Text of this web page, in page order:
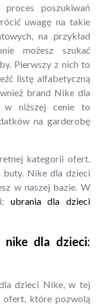
proces poszukiwań
uwagę na takie
na przykład
możesz szukać
Pierwszy z nich to
listę alfabetyczną
brand Nike dla
w niższej cenie to
na garderobę
kategorii ofert.
buty. Nike dla dzieci
w naszej bazie. W
ubrania dla dzieci
nike dla dzieci:
dzieci Nike, w tej
ofert, które pozwolą